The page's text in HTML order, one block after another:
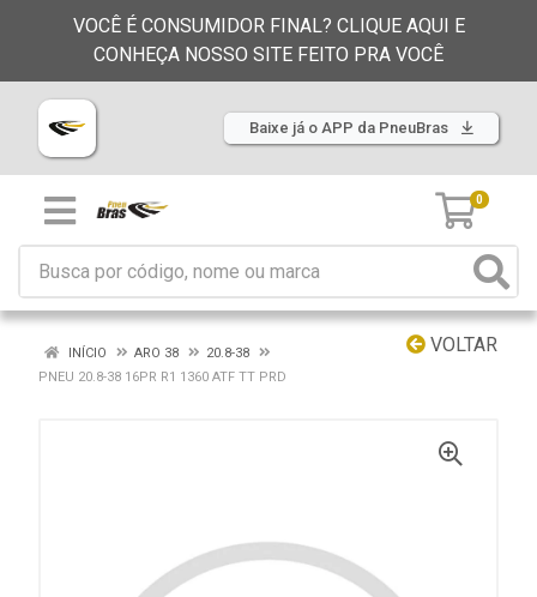
VOCÊ É CONSUMIDOR FINAL? CLIQUE AQUI E
CONHEÇA NOSSO SITE FEITO PRA VOCÊ
Baixe já o APP da PneuBras
0
VOLTAR
INÍCIO ARO 38
20.8-38
PNEU 20.8-38 16PR R1 1360 ATF TT PRD